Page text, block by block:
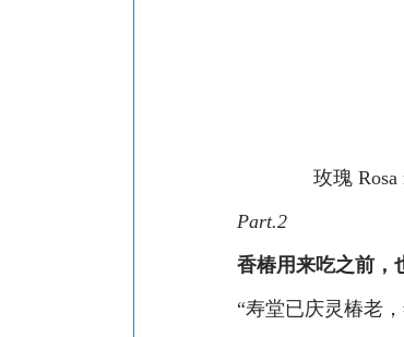
玫瑰
Part.2
香椿用来吃之前，
“寿堂已庆灵椿老